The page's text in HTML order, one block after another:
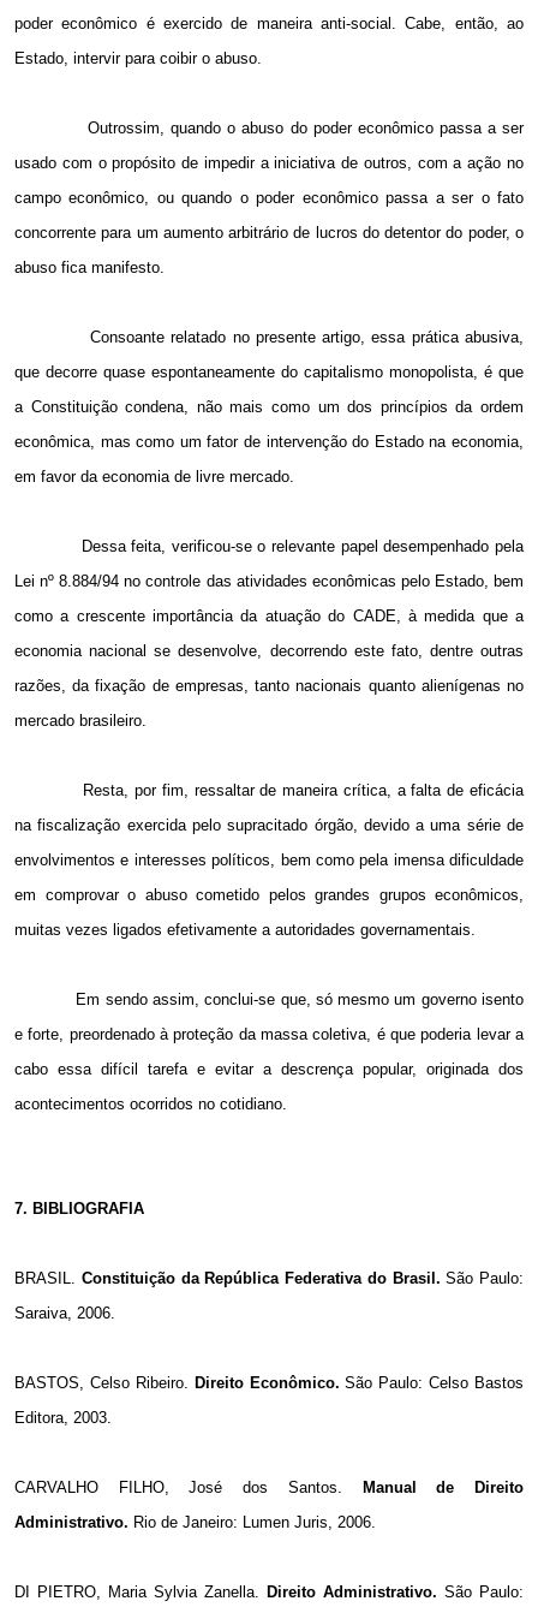
poder econômico é exercido de maneira anti-social. Cabe, então, ao
Estado, intervir para coibir o abuso.
Outrossim, quando o abuso do poder econômico passa a ser
usado com o propósito de impedir a iniciativa de outros, com a ação no
campo econômico, ou quando o poder econômico passa a ser o fato
concorrente para um aumento arbitrário de lucros do detentor do poder, o
abuso fica manifesto.
Consoante relatado no presente artigo, essa prática abusiva,
que decorre quase espontaneamente do capitalismo monopolista, é que
a Constituição condena, não mais como um dos princípios da ordem
econômica, mas como um fator de intervenção do Estado na economia,
em favor da economia de livre mercado.
Dessa feita, verificou-se o relevante papel desempenhado pela
Lei nº 8.884/94 no controle das atividades econômicas pelo Estado, bem
como a crescente importância da atuação do CADE, à medida que a
economia nacional se desenvolve, decorrendo este fato, dentre outras
razões, da fixação de empresas, tanto nacionais quanto alienígenas no
mercado brasileiro.
Resta, por fim, ressaltar de maneira crítica, a falta de eficácia
na fiscalização exercida pelo supracitado órgão, devido a uma série de
envolvimentos e interesses políticos, bem como pela imensa dificuldade
em comprovar o abuso cometido pelos grandes grupos econômicos,
muitas vezes ligados efetivamente a autoridades governamentais.
Em sendo assim, conclui-se que, só mesmo um governo isento
e forte, preordenado à proteção da massa coletiva, é que poderia levar a
cabo essa difícil tarefa e evitar a descrença popular, originada dos
acontecimentos ocorridos no cotidiano.
7. BIBLIOGRAFIA
BRASIL. Constituição da República Federativa do Brasil. São Paulo:
Saraiva, 2006.
BASTOS, Celso Ribeiro. Direito Econômico. São Paulo: Celso Bastos
Editora, 2003.
CARVALHO FILHO, José dos Santos.
Manual de Direito
Administrativo. Rio de Janeiro: Lumen Juris, 2006.
DI PIETRO, Maria Sylvia Zanella. Direito Administrativo. São Paulo: